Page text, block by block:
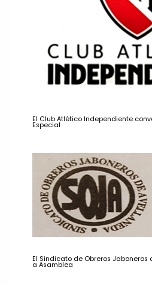
El Club Atlético Independiente
Especial
El Sindicato de Obreros
a Asamblea